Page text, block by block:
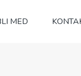
MED